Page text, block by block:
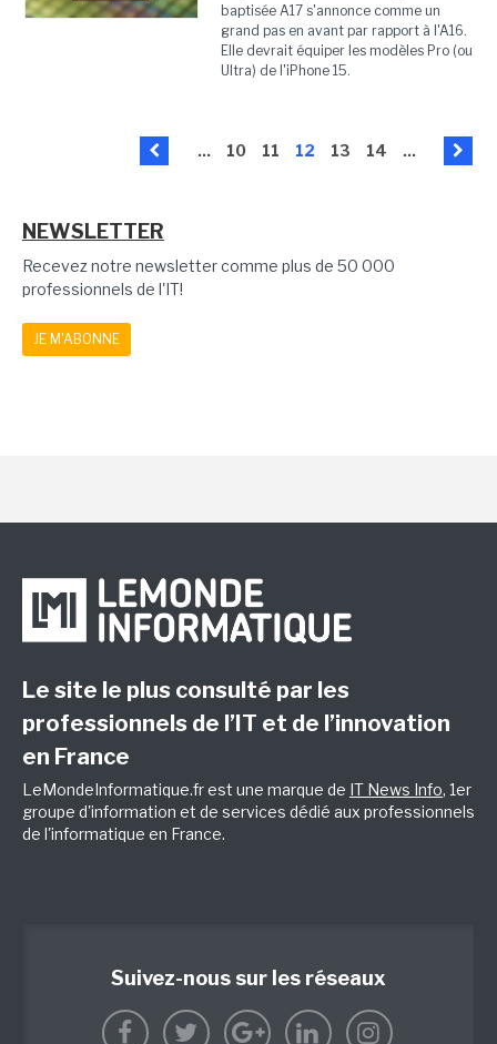
baptisée A17 s'annonce comme un
grand pas en avant par rapport à l'A16.
Elle devrait équiper les modèles Pro (ou
Ultra) de l'iPhone 15.
... 10 11 12 13 14 ...
NEWSLETTER
Recevez notre newsletter comme plus de 50 000
professionnels de l'IT!
JE M'ABONNE
Le site le plus consulté par les
professionnels de l’IT et de l’innovation
en France
LeMondeInformatique.fr est une marque de IT News Info, 1er
groupe d'information et de services dédié aux professionnels
de l'informatique en France.
Suivez-nous sur les réseaux